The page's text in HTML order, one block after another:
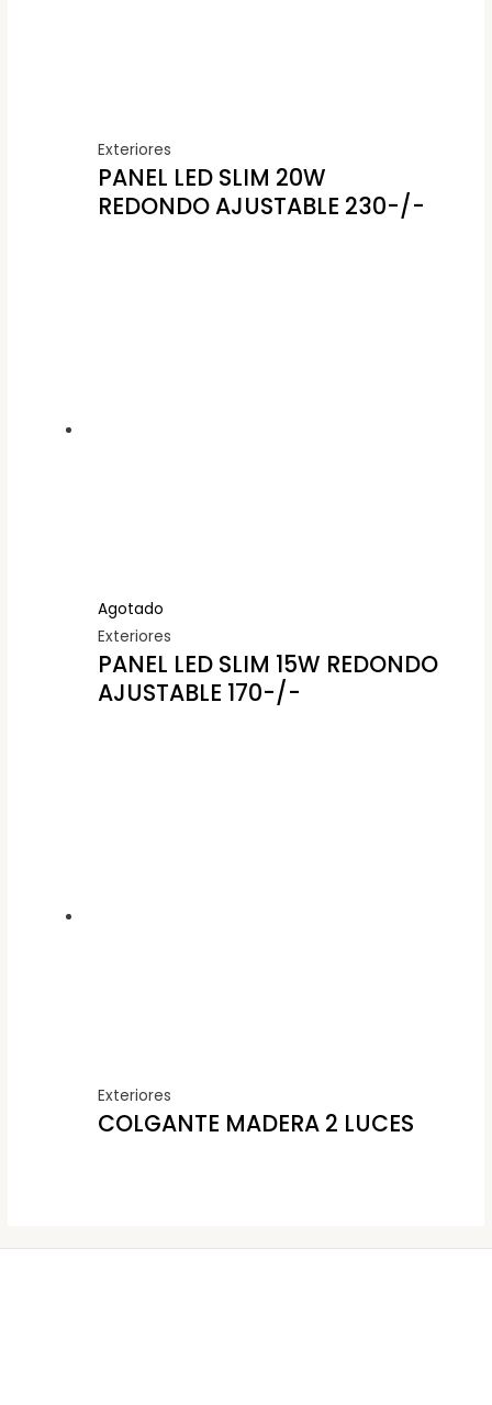
Exteriores
PANEL LED SLIM 20W
REDONDO AJUSTABLE 230-/-
Agotado
Exteriores
PANEL LED SLIM 15W REDONDO
AJUSTABLE 170-/-
Exteriores
COLGANTE MADERA 2 LUCES